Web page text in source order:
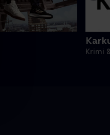
Krimi